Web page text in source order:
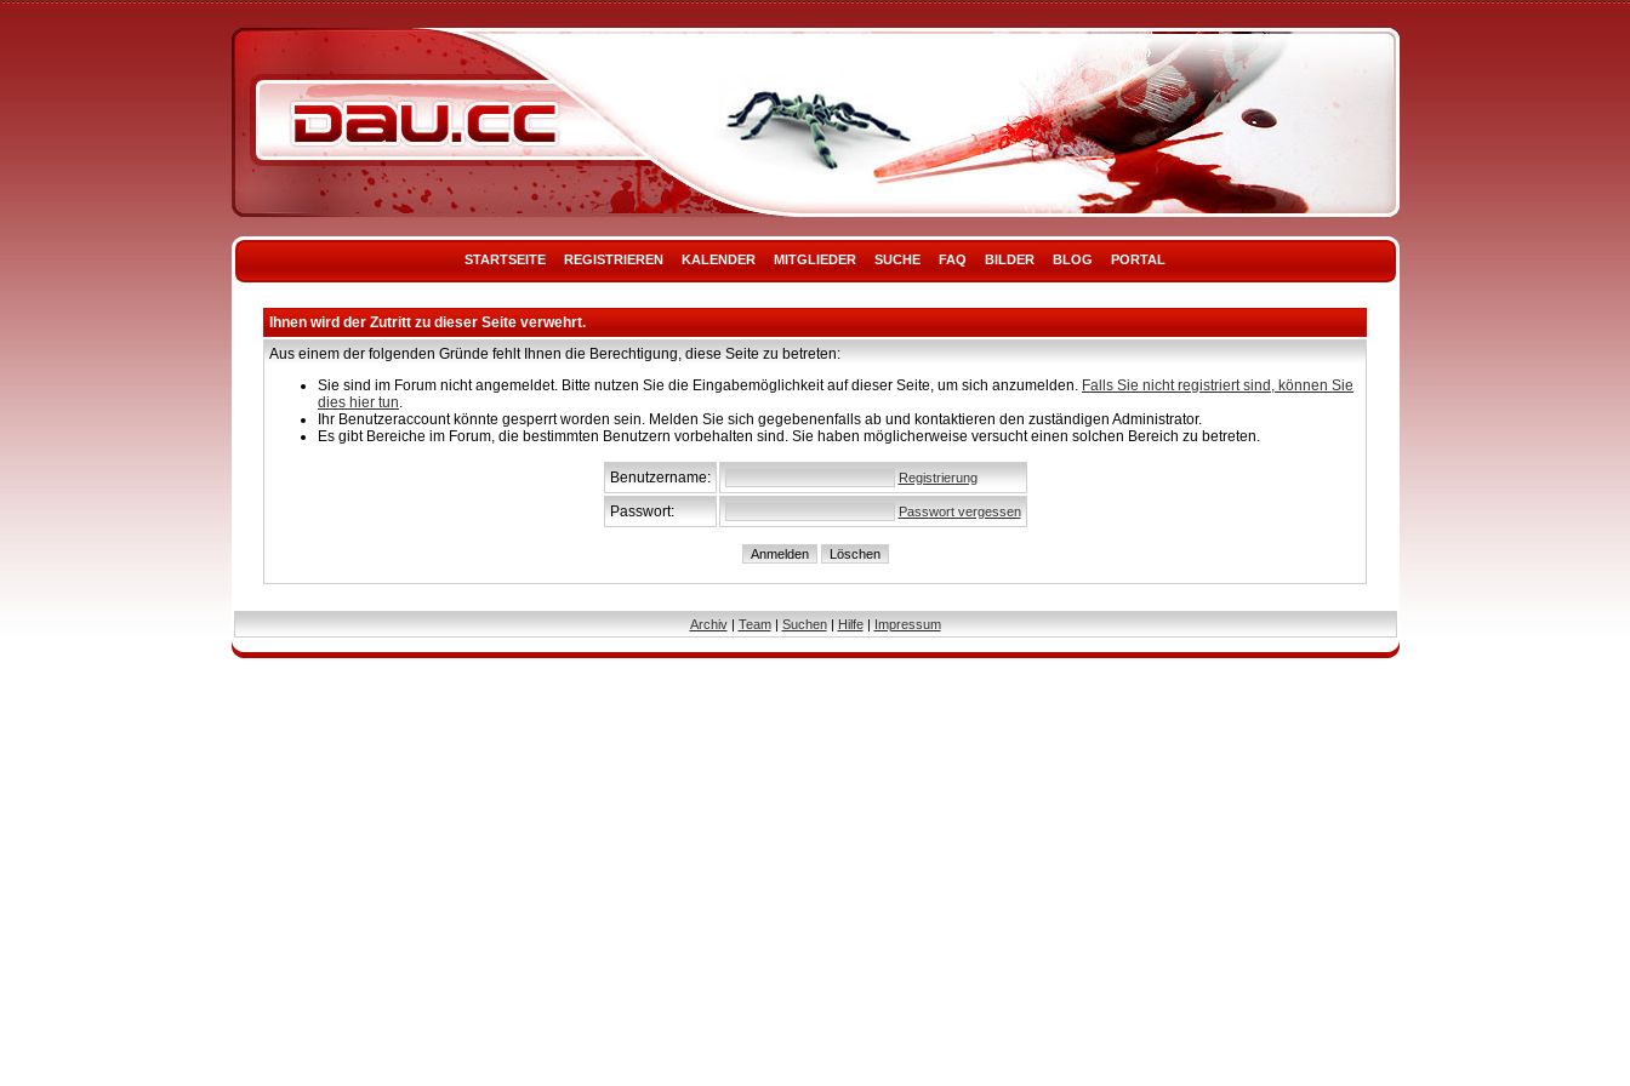
STARTSEITE REGISTRIEREN KALENDER MITGLIEDER SUCHE FAQ BILDER BLOG PORTAL
Ihnen wird der Zutritt zu dieser Seite verwehrt.
Aus einem der folgenden Gründe fehlt Ihnen die Berechtigung, diese Seite zu betreten:
Sie sind im Forum nicht angemeldet. Bitte nutzen Sie die Eingabemöglichkeit auf dieser Seite, um sich anzumelden. Falls Sie nicht registriert sind, können Sie
dies hier tun.
Ihr Benutzeraccount könnte gesperrt worden sein. Melden Sie sich gegebenenfalls ab und kontaktieren den zuständigen Administrator.
Es gibt Bereiche im Forum, die bestimmten Benutzern vorbehalten sind. Sie haben möglicherweise versucht einen solchen Bereich zu betreten.
Benutzername: Registrierung
Passwort: Passwort vergessen
Archiv| Team| Suchen| Hilfe| Impressum